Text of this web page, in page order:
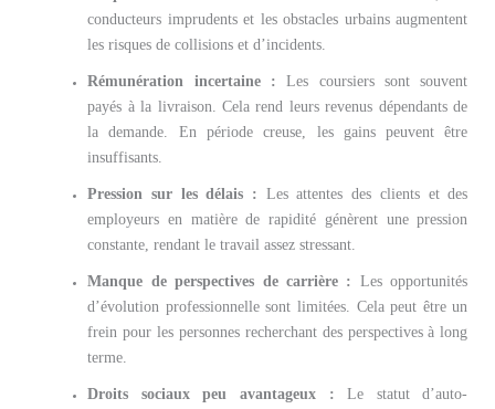
conducteurs imprudents et les obstacles urbains augmentent
les risques de collisions et d’incidents.
Rémunération incertaine : Les coursiers sont souvent
payés à la livraison. Cela rend leurs revenus dépendants de
la demande. En période creuse, les gains peuvent être
insuffisants.
Pression sur les délais : Les attentes des clients et des
employeurs en matière de rapidité génèrent une pression
constante, rendant le travail assez stressant.
Manque de perspectives de carrière : Les opportunités
d’évolution professionnelle sont limitées. Cela peut être un
frein pour les personnes recherchant des perspectives à long
terme.
Droits sociaux peu avantageux : Le statut d’auto-